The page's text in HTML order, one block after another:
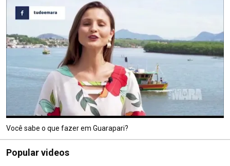
Você sabe o que fazer em Guarapari?
Popular videos